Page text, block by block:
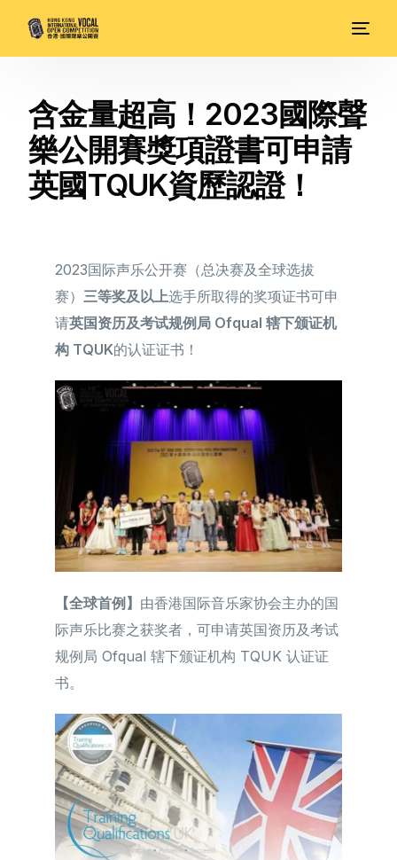
含金量超高！2023國際聲
樂公開賽獎項證書可申請
英國TQUK資歷認證！
2023国际声乐公开赛（总决赛及全球选拔
赛） 三等奖及以上选手所取得的奖项证书可申
请英国资历及考试规例局 Ofqual 辖下颁证机
构 TQUK的认证证书！
【全球首例】 由香港国际音乐家协会主办的国
际声乐比赛之获奖者，可申请英国资历及考试
规例局 Ofqual 辖下颁证机构 TQUK 认证证
书。
简体中文